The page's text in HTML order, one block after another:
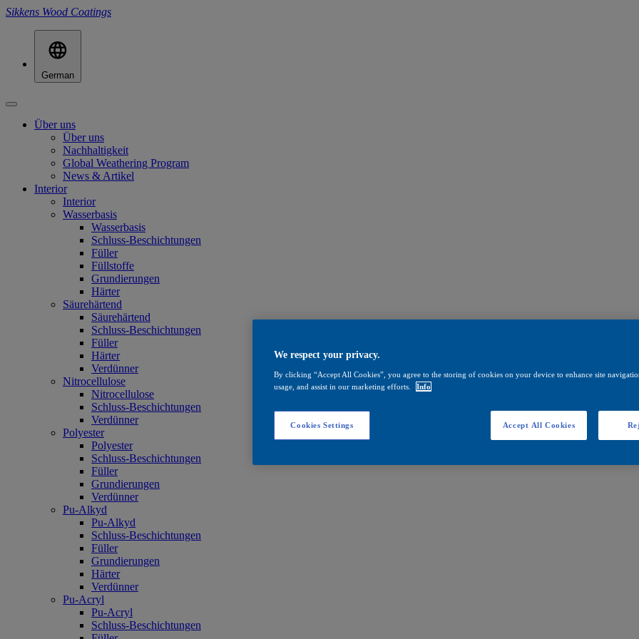
Sikkens Wood Coatings
German
Über uns
Über uns
Nachhaltigkeit
Global Weathering Program
News & Artikel
Interior
Interior
Wasserbasis
Wasserbasis
Schluss-Beschichtungen
Füller
Füllstoffe
Grundierungen
Härter
Säurehärtend
Säurehärtend
Schluss-Beschichtungen
Füller
Härter
Verdünner
Nitrocellulose
Nitrocellulose
Schluss-Beschichtungen
Verdünner
Polyester
Polyester
Schluss-Beschichtungen
Füller
Grundierungen
Verdünner
Pu-Alkyd
Pu-Alkyd
Schluss-Beschichtungen
Füller
Grundierungen
Härter
Verdünner
Pu-Acryl
Pu-Acryl
Schluss-Beschichtungen
We respect your privacy.
By clicking “Accept All Cookies”, you agree to the storing of cookies on your device to enhance site
usage, and assist in our marketing efforts.
Info
Cookies Settings Accept All Cookies